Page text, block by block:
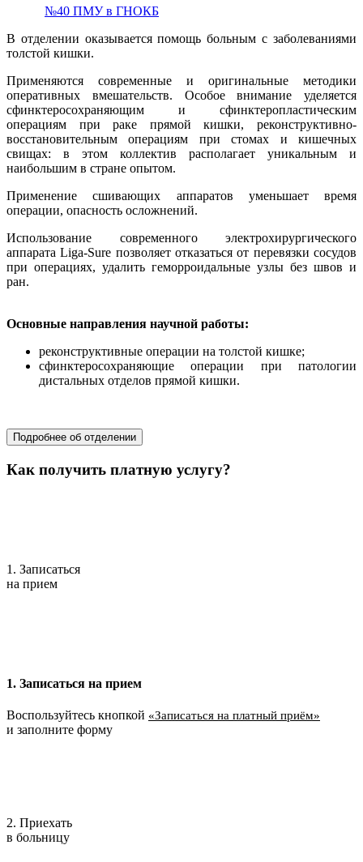
№40 ПМУ в ГНОКБ
В отделении оказывается помощь больным с заболеваниями
толстой кишки.
Применяются современные и оригинальные методики
оперативных вмешательств. Особое внимание уделяется
сфинктеросохраняющим и сфинктеропластическим
операциям при раке прямой кишки, реконструктивно-
восстановительным операциям при стомах и кишечных
свищах: в этом коллектив располагает уникальным и
наибольшим в стране опытом.
Применение сшивающих аппаратов уменьшает время
операции, опасность осложнений.
Использование современного электрохирургического
аппарата Liga-Sure позволяет отказаться от перевязки сосудов
при операциях, удалить геморроидальные узлы без швов и
ран.
Основные направления научной работы:
реконструктивные операции на толстой кишке;
сфинктеросохраняющие операции при патологии
дистальных отделов прямой кишки.
Подробнее об отделении
Как получить платную услугу?
1. Записаться
на прием
1. Записаться на прием
Воспользуйтесь кнопкой «Записаться на платный приём»
и заполните форму
2. Приехать
в больницу